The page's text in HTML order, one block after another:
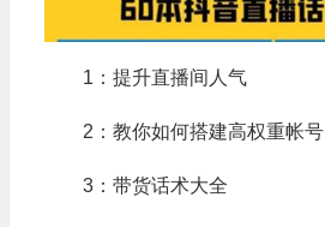
1：提升直播间人气
2：教你如何搭建高权重帐号
3：带货话术大全